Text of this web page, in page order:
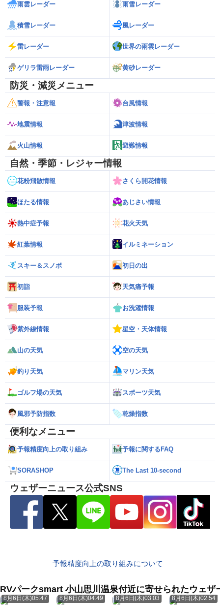
雨雲レーダー 雨雪レーダー
積雪レーダー 風レーダー
雷レーダー 世界の雨雲レーダー
ゲリラ雷雨レーダー 黄砂レーダー
防災・減災メニュー
警報・注意報 台風情報
地震情報 津波情報
火山情報 避難情報
自然・季節・レジャー情報
花粉飛散情報 さくら開花情報
ほたる情報 あじさい情報
熱中症予報 花火天気
紅葉情報 イルミネーション
スキー＆スノボ 初日の出
初詣 天気痛予報
服装予報 お洗濯情報
紫外線情報 星空・天体情報
山の天気 空の天気
釣り天気 マリン天気
ゴルフ場の天気 スポーツ天気
風邪予防指数 乾燥指数
便利なメニュー
予報精度向上の取り組み 予報に関するFAQ
SORASHOP The Last 10-second
ウェザーニュース公式SNS
予報精度向上の取り組みについて
RVパークsmart 小山思川温泉付近に寄せられたウェザ
8月6日(木)05:47 8月6日(木)04:49 8月6日(木)03:03 8月6日(木)02:54